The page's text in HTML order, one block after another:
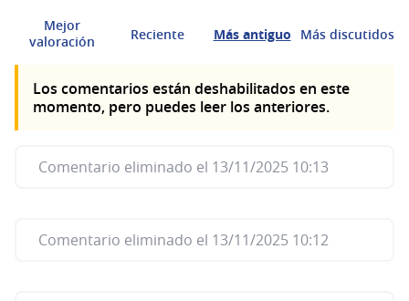
Mejor
valoración
Reciente Más antiguo Más discutidos
Los comentarios están deshabilitados en este
momento, pero puedes leer los anteriores.
Comentario eliminado el 13/11/2025 10:13
Comentario eliminado el 13/11/2025 10:12